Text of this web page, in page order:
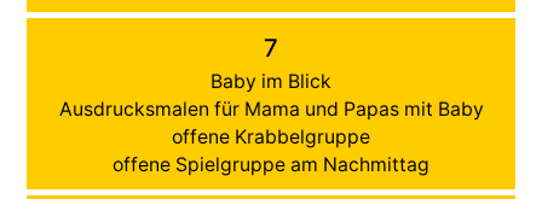
7
Baby im Blick
Ausdrucksmalen für Mama und Papas mit Baby
offene Krabbelgruppe
offene Spielgruppe am Nachmittag